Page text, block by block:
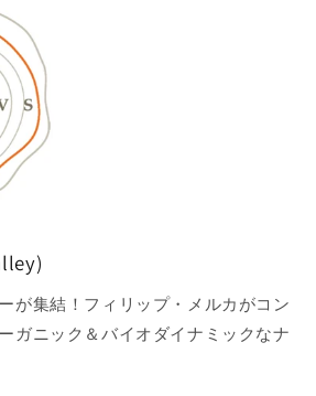
が集結！フィリップ・メルカがコン
ガニック＆バイオダイナミックなナ